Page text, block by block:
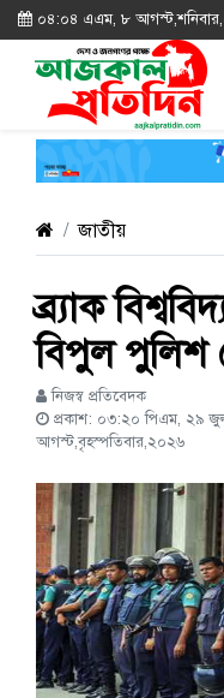
০৪:০৪ এএম, ৮
জাতীয়
ব্র্যাক
বিপুল পুলিশ
নিজস্ব প্রতিবেদক
প্রকাশ: ০৩:২০ পিএম, ২৯
আগস্ট,বৃহস্পতিবার,২০২৬